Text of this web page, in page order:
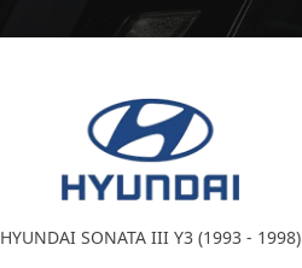
HYUNDAI SONATA III Y3 (1993 - 1998)